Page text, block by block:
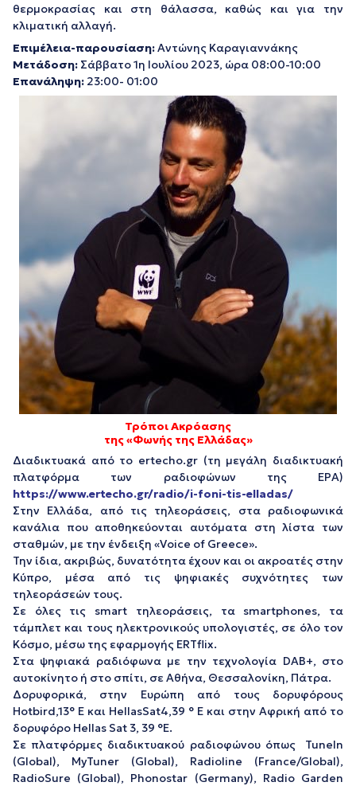
θερμοκρασίας και στη θάλασσα, καθώς και για την
κλιματική αλλαγή.
Επιμέλεια-παρουσίαση:Αντώνης Καραγιαννάκης
Μετάδοση: Σάββατο 1η Ιουλίου 2023, ώρα 08:00-10:00
Επανάληψη: 23:00- 01:00
Τρόποι Ακρόασης
της «Φωνής της Ελλάδας»
Διαδικτυακά από το ertecho.gr (τη μεγάλη διαδικτυακή
πλατφόρμα των ραδιοφώνων της ΕΡΑ)
https://www.ertecho.gr/radio/i-foni-tis-elladas/
Στην Ελλάδα, από τις τηλεοράσεις, στα ραδιοφωνικά
κανάλια που αποθηκεύονται αυτόματα στη λίστα των
σταθμών, με την ένδειξη «Voice of Greece».
Την ίδια, ακριβώς, δυνατότητα έχουν και οι ακροατές στην
Κύπρο, μέσα από τις ψηφιακές συχνότητες των
τηλεοράσεών τους.
Σε όλες τις smart τηλεοράσεις, τα smartphones, τα
τάμπλετ και τους ηλεκτρονικούς υπολογιστές, σε όλο τον
Κόσμο, μέσω της εφαρμογής ERTflix.
Στα ψηφιακά ραδιόφωνα με την τεχνολογία DAB+, στο
αυτοκίνητο ή στο σπίτι, σε Αθήνα, Θεσσαλονίκη, Πάτρα.
Δορυφορικά, στην Ευρώπη από τους δορυφόρους
Hotbird,13° E και HellasSat4,39 ° E και στην Αφρική από το
δορυφόρο Hellas Sat 3, 39 °E.
Σε πλατφόρμες διαδικτυακού ραδιοφώνου όπως TuneIn
(Global), MyTuner (Global), Radioline (France/Global),
RadioSure (Global), Phonostar (Germany), Radio Garden